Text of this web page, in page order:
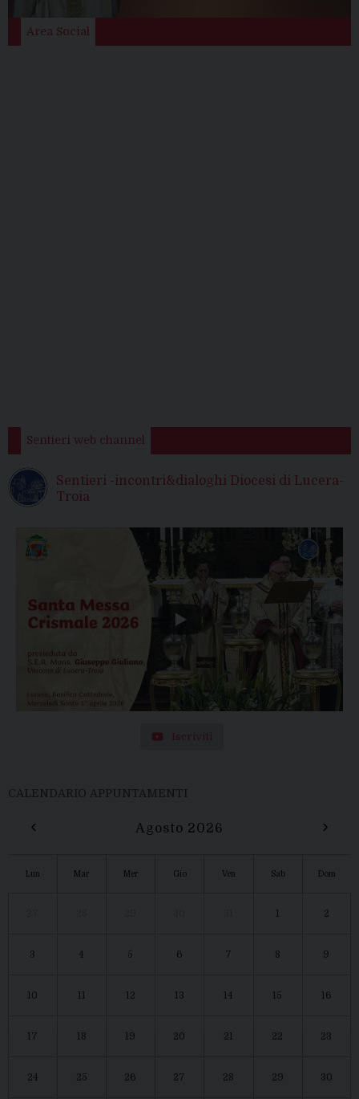
Area Social
Sentieri web channel
Sentieri -incontri&dialoghi Diocesi di Lucera-
Troia
Iscriviti
CALENDARIO APPUNTAMENTI
‹ Agosto 2026 ›
Lun Mar Mer Gio Ven Sab Dom
1 2
3 4 5 6 7 8 9
10 11 12 13 14 15 16
17 18 19 20 21 22 23
24 25 26 27 28 29 30